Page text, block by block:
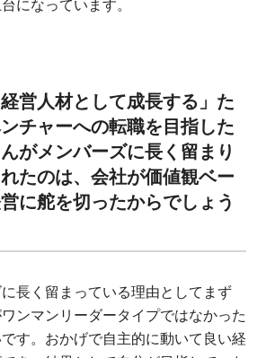
になっています。
営人材として成長する」た
チャーへの転職を目指した
がメンバーズに長く留まり
たのは、会社が価値観ベー
に舵を切ったからでしょう
長く留まっている理由としてまず
ンマンリーダータイプではなかった
す。おかげで自主的に動いて良い経